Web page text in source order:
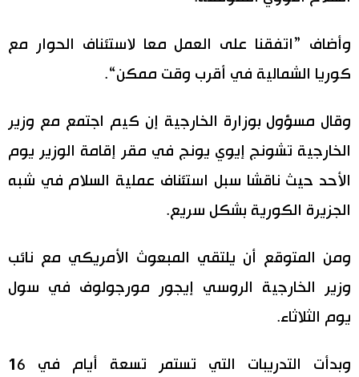
وأضاف ”اتفقنا على العمل معا لاستئناف الحوار مع
كوريا الشمالية في أقرب وقت ممكن“.
وقال مسؤول بوزارة الخارجية إن كيم اجتمع مع وزير
الخارجية تشونج إيوي يونج في مقر إقامة الوزير يوم
الأحد حيث ناقشا سبل استئناف عملية السلام في شبه
الجزيرة الكورية بشكل سريع.
ومن المتوقع أن يلتقي المبعوث الأمريكي مع نائب
وزير الخارجية الروسي إيجور مورجولوف في سول
يوم الثلاثاء.
وبدأت التدريبات التي تستمر تسعة أيام في 16